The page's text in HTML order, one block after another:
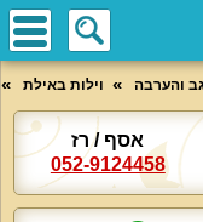
והערבה וילות באילת
אסף / רז
052-9124458